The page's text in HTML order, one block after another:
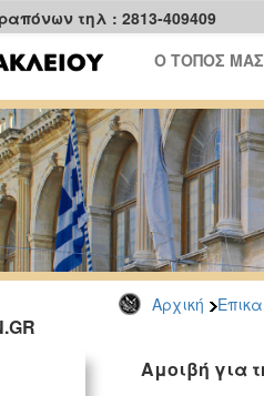
τηλ : 2813-409409
Ο ΤΟΠΟΣ ΜΑΣ
Αρχική
Αμοιβή για